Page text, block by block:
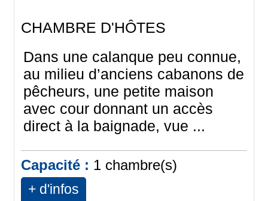
CHAMBRE D'HÔTES
Dans une calanque peu connue,
au milieu d’anciens cabanons de
pêcheurs, une petite maison
avec cour donnant un accès
direct à la baignade, vue ...
Capacité : 1 chambre(s)
+ d'infos